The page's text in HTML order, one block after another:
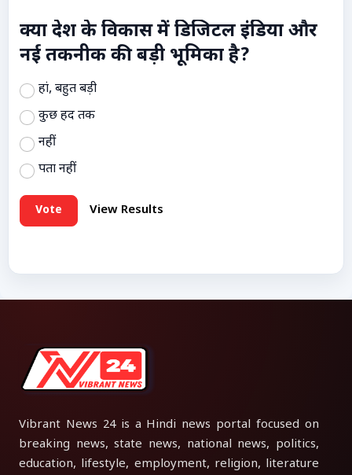
क्या देश के विकास में डिजिटल इंडिया और
नई तकनीक की बड़ी भूमिका है?
हां, बहुत बड़ी
कुछ हद तक
नहीं
पता नहीं
Vote View Results
Vibrant News 24 is a Hindi news portal focused on
breaking news, state news, national news, politics,
education, lifestyle, employment, religion, literature